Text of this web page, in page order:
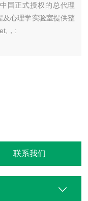
国正式授权的总代理
心理学实验室提供整
，:
联系我们